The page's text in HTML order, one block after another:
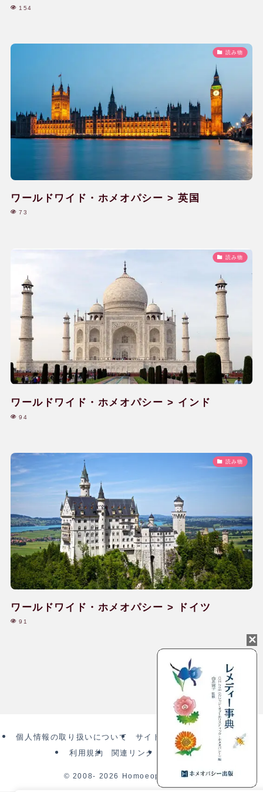
154
読み物
ワールドワイド・ホメオパシー > 英国
73
読み物
ワールドワイド・ホメオパシー > インド
94
読み物
ワールドワイド・ホメオパシー > ドイツ
91
個人情報の取り扱いについて
サイト内検索・サイトマップ
利用規約
関連リンク fromUK
© 2008- 2026 Homoeopathy Help